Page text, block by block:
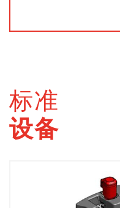
标准
设备